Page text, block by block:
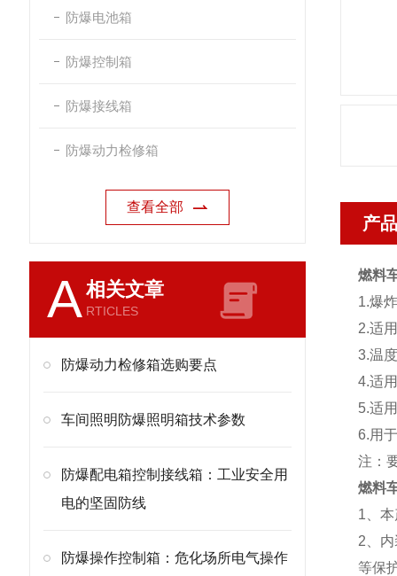
防爆电池箱
防爆控制箱
防爆接线箱
防爆动力检修箱
查看全部
A相关文章
RTICLES
防爆动力检修箱选购要点
车间照明防爆照明箱技术参数
防爆配电箱控制接线箱：工业安全用
电的坚固防线
防爆操作控制箱：危化场所电气操作
产
燃料
1.爆
2.适
3.温
4.适
5.适
6.用
注：
燃料
1、
2、
等保